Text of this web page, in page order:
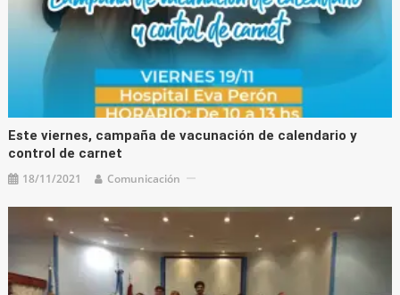
Este viernes, campaña de vacunación de calendario y
control de carnet
18/11/2021 Comunicación